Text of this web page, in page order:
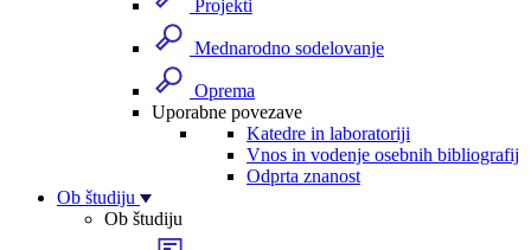
Projekti
Mednarodno sodelovanje
Oprema
Uporabne povezave
Katedre in laboratoriji
Vnos in vodenje osebnih bibliografij
Odprta znanost
Ob študiju
Ob študiju